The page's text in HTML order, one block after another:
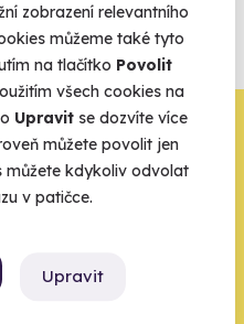
zobrazení relevantního
můžeme také tyto
na tlačítko Povolit
všech cookies na
Upravit se dozvíte více
můžete povolit jen
můžete kdykoliv odvolat
v patičce.
Upravit
my